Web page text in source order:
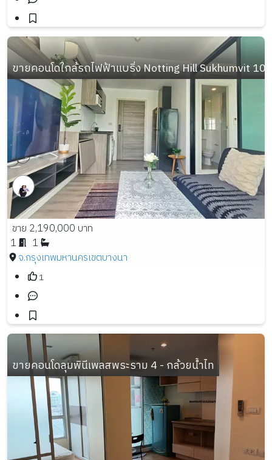
ขายคอนโดใกล้รถไฟฟ้าแบริ่ง Notting Hill Sukhumvit
ขาย 2,190,000 บาท
1
1
จ.กรุงเทพมหานครเขตบางนา
1
ขายคอนโดลุมพินีเพลสพระราม 4 - กล้วยน้ำไท